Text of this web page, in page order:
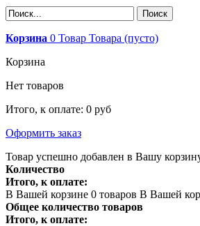
Корзина 0 Товар Товара (пусто)
Корзина
Нет товаров
Итого, к оплате: 0 руб
Оформить заказ
Товар успешно добавлен в Вашу
Количество
Итого, к оплате:
В Вашей корзине 0 товаров В Вашей
Общее количество товаров
Итого, к оплате: